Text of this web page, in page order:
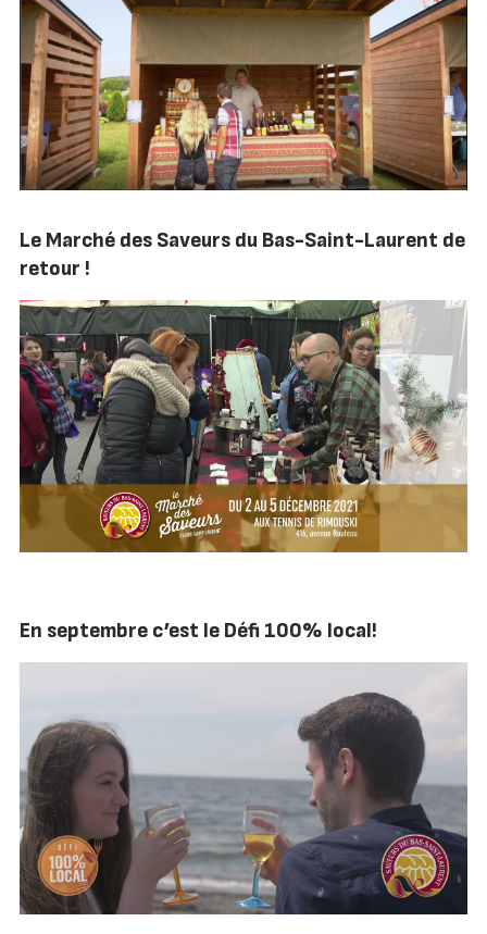
Le Marché des Saveurs du Bas-Saint-Laurent de
retour !
En septembre c’est le Défi 100% local!